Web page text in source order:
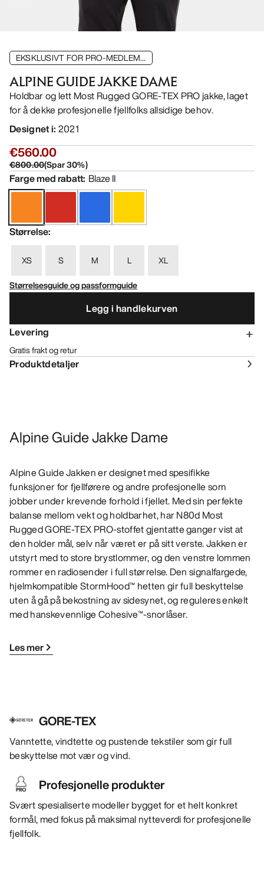
EKSKLUSIVT FOR PRO-MEDLEM...
ALPINE GUIDE JAKKE DAME
Holdbar og lett Most Rugged GORE-TEX PRO jakke, laget
for å dekke profesjonelle fjellfolks allsidige behov.
Designet i: 2021
€560.00
€800.00(Spar30%)
Farge med rabatt: Blaze II
Størrelse:
XS S M L
XL
Størrelsesguide og passformguide
Legg i handlekurven
Levering
Gratis frakt og retur
Produktdetaljer
Alpine Guide Jakke Dame
Alpine Guide Jakken er designet med spesifikke
funksjoner for fjellførere og andre profesjonelle som
jobber under krevende forhold i fjellet. Med sin perfekte
balanse mellom vekt og holdbarhet, har N80d Most
Rugged GORE-TEX PRO-stoffet gjentatte ganger vist at
den holder mål, selv når været er på sitt verste. Jakken er
utstyrt med to store brystlommer, og den venstre lommen
rommer en radiosender i full størrelse. Den signalfargede,
hjelmkompatible StormHood™ hetten gir full beskyttelse
uten å gå på bekostning av sidesynet, og reguleres enkelt
med hanskevennlige Cohesive™-snorlåser.
Les mer
GORE-TEX
Vanntette, vindtette og pustende tekstiler som gir full
beskyttelse mot vær og vind.
Profesjonelle produkter
Svært spesialiserte modeller bygget for et helt konkret
formål, med fokus på maksimal nytteverdi for profesjonelle
fjellfolk.